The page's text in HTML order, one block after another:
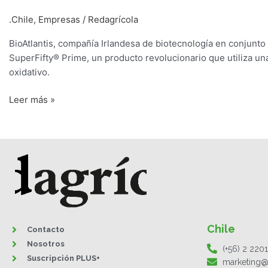
.Chile, Empresas / Redagrícola
BioAtlantis, compañía Irlandesa de biotecnología en
SuperFifty® Prime, un producto revolucionario que utiliza
oxidativo.
Leer más »
Contacto
Nosotros
Suscripción PLUS+
Chile
(+56) 2